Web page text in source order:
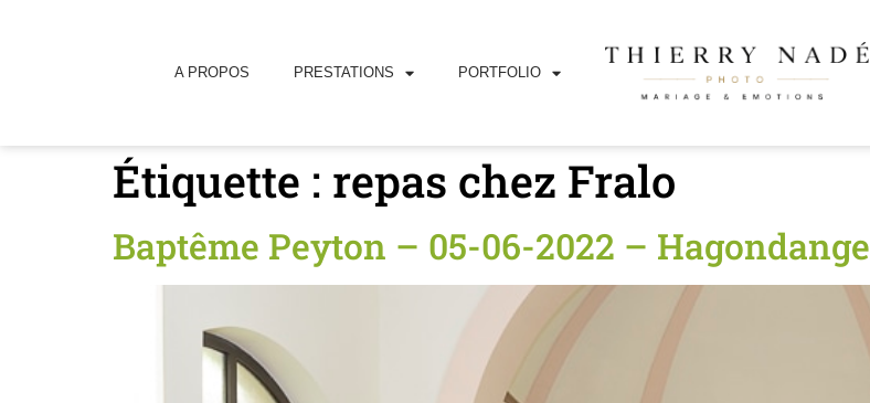
A PROPOS PRESTATIONS PORTFOLIO
Étiquette : repas chez Fralo
Baptême Peyton – 05-06-2022 – Hagondange